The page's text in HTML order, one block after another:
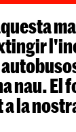
nau. El
la